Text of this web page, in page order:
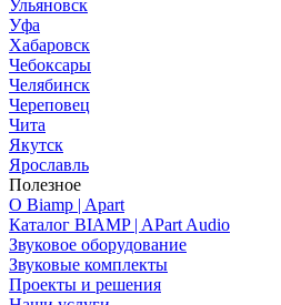
Ульяновск
Уфа
Хабаровск
Чебоксары
Челябинск
Череповец
Чита
Якутск
Ярославль
Полезное
О Biamp | Apart
Каталог BIAMP | APart Audio
Звуковое оборудование
Звуковые комплекты
Проекты и решения